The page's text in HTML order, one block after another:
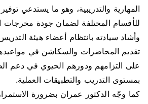
المهارية والتدريبية، وهو ما يستدعي
للأقسام المختلفة لضمان جودة مخرجات
وأشاد سيادته بانتظام أعضاء هيئة
تقديم المحاضرات والسكاشن في
على التزامهم ودورهم الحيوي في دعم
بمستوى التدريب والتطبيقات العملية.
كما وجّه الدكتور عمران بضرورة